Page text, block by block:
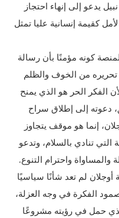
يدعو إلى إنهاء احتجاز
كقيمة إنسانية عليا تمثل
كونه مؤمنًا بأن رسالة
تحريره من الخوف والظلم
الفكر الحر هو الذي يمنح
دعوته إلى إطلاق سراح
إنما هو موقف يتجاوز
التي تنادي بالسلام، وتدعو
واحترام التنوع.
لم تعد شأنًا سياسيًا
الفكرة في وجه العزلة،
حمل في رؤيته مشروعًا